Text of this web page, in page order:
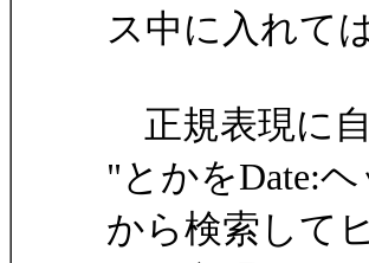
ス中に入れて
正規表現に
"とかをDate:
から検索して